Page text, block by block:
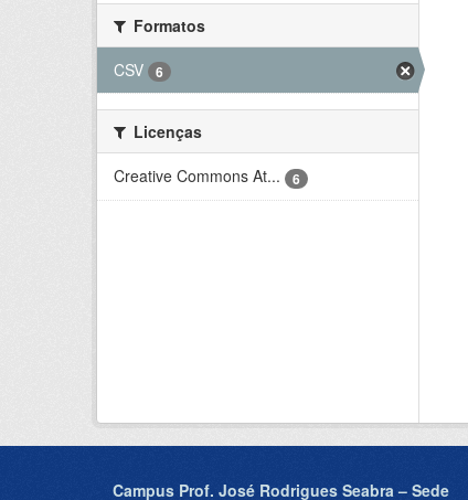
Formatos
CSV
6
Licenças
Creative Commons At...
6
Campus Prof. José Rodrigues Seabra – Sede